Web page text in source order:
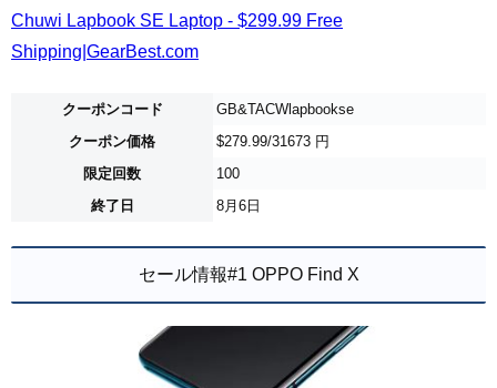
Chuwi Lapbook SE Laptop - $299.99 Free
Shipping|GearBest.com
クーポンコード
GB&TACWlapbookse
クーポン価格
$279.99/31673 円
限定回数
100
終了日
8月6日
セール情報#1 OPPO Find X